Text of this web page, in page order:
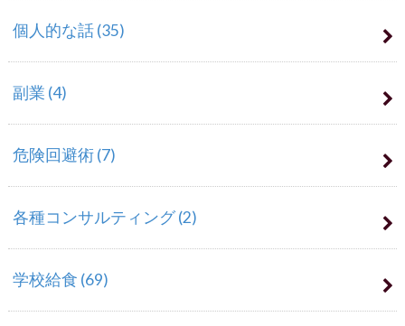
個人的な話(35)
副業 (4)
危険回避術(7)
各種コンサルティング(2)
学校給食 (69)